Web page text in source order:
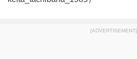
[ADVERTISEMENT]